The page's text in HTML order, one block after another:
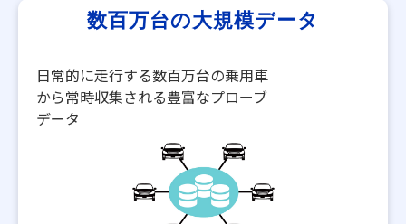
数百万台の大規模データ​
​日常的に走行する数百万台の乗用車
から常時収集される豊富なプローブ
データ